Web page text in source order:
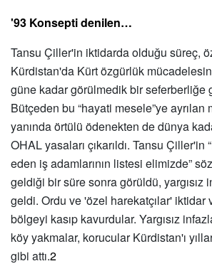
'93 Konsepti denilen…
Tansu Çiller'in iktidarda olduğu süreç, ö
Kürdistan'da Kürtözgürlük
güne kadar görülmedik bir seferberliğe
Bütçeden bu “hayati mesele”ye
yanındaörtülü ödenekten de dünya
OHAL yasaları çıkarıldı. Tansu Çiller'in “
eden iş adamlarının listesi elimizde” sö
geldiği bir süre sonra görüldü,
geldi. Ordu ve 'özel harekatçılar' iktidar
bölgeyi kasıp kavurdular. Yargısız
köy yakmalar, korucular Kürdistan'ı
gibi attı.2